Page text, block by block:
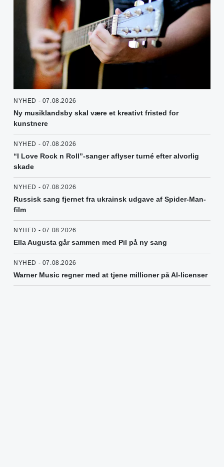
NYHED - 07.08.2026
Ny musiklandsby skal være et kreativt fristed for
kunstnere
NYHED - 07.08.2026
“I Love Rock n Roll”-sanger aflyser turné efter alvorlig
skade
NYHED - 07.08.2026
Russisk sang fjernet fra ukrainsk udgave af Spider-Man-
film
NYHED - 07.08.2026
Ella Augusta går sammen med Pil på ny sang
NYHED - 07.08.2026
Warner Music regner med at tjene millioner på AI-licenser